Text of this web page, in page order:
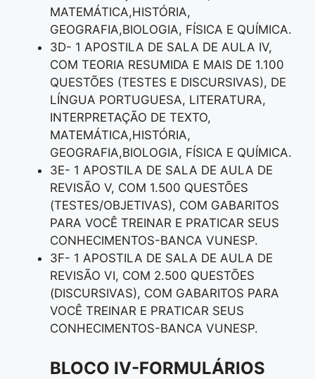
MATEMÁTICA,HISTÓRIA,
GEOGRAFIA,BIOLOGIA, FÍSICA E QUÍMICA.
3D- 1 APOSTILA DE SALA DE AULA IV,
COM TEORIA RESUMIDA E MAIS DE 1.100
QUESTÕES (TESTES E DISCURSIVAS), DE
LÍNGUA PORTUGUESA, LITERATURA,
INTERPRETAÇÃO DE TEXTO,
MATEMÁTICA,HISTÓRIA,
GEOGRAFIA,BIOLOGIA, FÍSICA E QUÍMICA.
3E- 1 APOSTILA DE SALA DE AULA DE
REVISÃO V, COM 1.500 QUESTÕES
(TESTES/OBJETIVAS), COM GABARITOS
PARA VOCÊ TREINAR E PRATICAR SEUS
CONHECIMENTOS-BANCA VUNESP.
3F- 1 APOSTILA DE SALA DE AULA DE
REVISÃO VI, COM 2.500 QUESTÕES
(DISCURSIVAS), COM GABARITOS PARA
VOCÊ TREINAR E PRATICAR SEUS
CONHECIMENTOS-BANCA VUNESP.
BLOCO IV-FORMULÁRIOS